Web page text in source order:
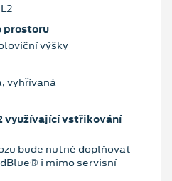
prostoru
výšky
vyhřívaná
využívající vstřikování
bude nutné doplňovat
i mimo servisní